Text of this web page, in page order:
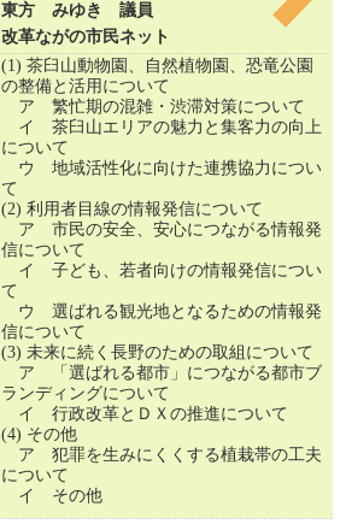
東方 みゆき 議員
改革ながの市民ネット
(1) 茶臼山動物園、自然植物園、恐竜公園
の整備と活用について
ア 繁忙期の混雑・渋滞対策について
イ 茶臼山エリアの魅力と集客力の向上
について
ウ 地域活性化に向けた連携協力につい
て
(2) 利用者目線の情報発信について
ア 市民の安全、安心につながる情報発
信について
イ 子ども、若者向けの情報発信につい
て
ウ 選ばれる観光地となるための情報発
信について
(3) 未来に続く長野のための取組について
ア 「選ばれる都市」につながる都市ブ
ランディングについて
イ 行政改革とＤＸの推進について
(4) その他
ア 犯罪を生みにくくする植栽帯の工夫
について
イ その他